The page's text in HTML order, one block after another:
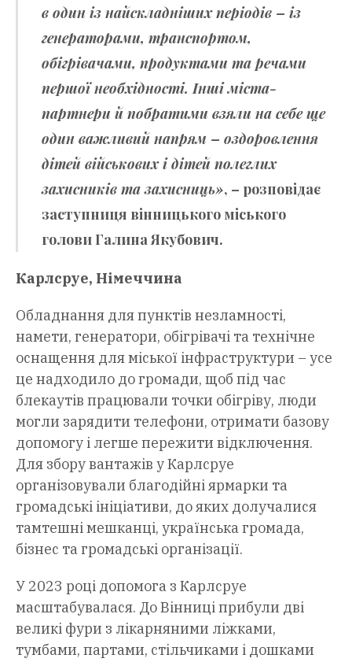
в один із найскладніших періодів – із
генераторами, транспортом,
обігрівачами, продуктами та речами
першої необхідності. Інші міста-
партнери й побратими взяли на себе ще
один важливий напрям – оздоровлення
дітей військових і дітей полеглих
захисників та захисниць», – розповідає
заступниця вінницького міського
головиГалина Якубович.
Карлсруе, Німеччина
Обладнання для пунктів незламності,
намети, генератори, обігрівачі та технічне
оснащення для міської інфраструктури – усе
це надходило до громади, щоб під час
блекаутів працювали точки обігріву, люди
могли зарядити телефони, отримати базову
допомогу і легше пережити відключення.
Для збору вантажів у Карлсруе
організовували благодійні ярмарки та
громадські ініціативи, до яких долучалися
тамтешні мешканці, українська громада,
бізнес та громадські організації.
У 2023 році допомога з Карлсруе
масштабувалася. До Вінниці прибули дві
великі фури з лікарняними ліжками,
тумбами, партами, стільчиками і дошками